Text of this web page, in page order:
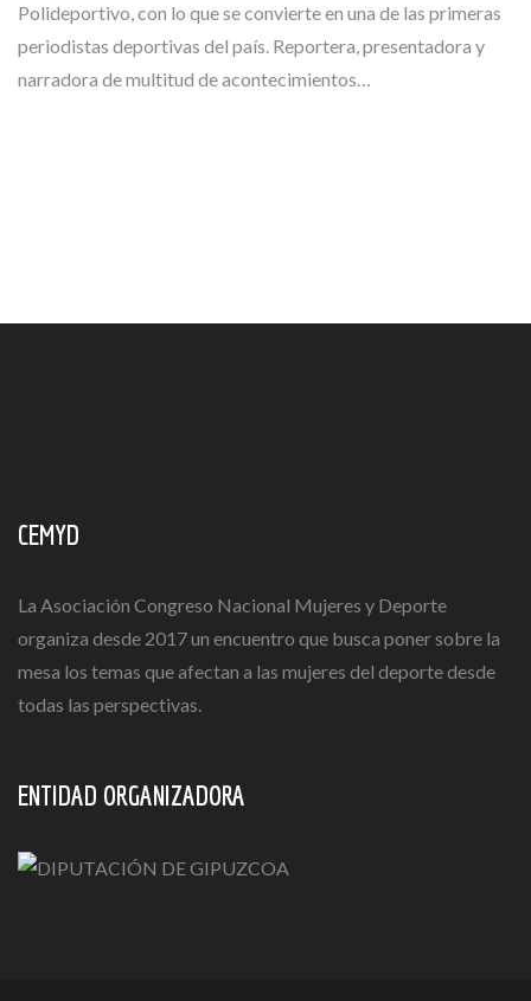
Polideportivo, con lo que se convierte en una de las primeras
periodistas deportivas del país. Reportera, presentadora y
narradora de multitud de acontecimientos…
CEMYD
La Asociación Congreso Nacional Mujeres y Deporte
organiza desde 2017 un encuentro que busca poner sobre la
mesa los temas que afectan a las mujeres del deporte desde
todas las perspectivas.
ENTIDAD ORGANIZADORA